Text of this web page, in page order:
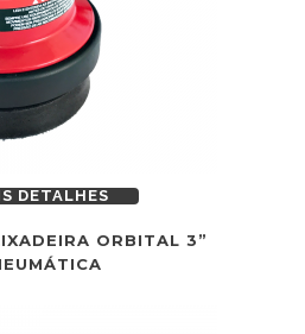
DETALHES
ORBITAL 3”